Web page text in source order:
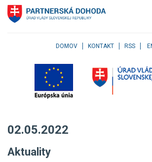
Klávesové
skratky
Skočiť
menu
na
DOMOV KONTAKT RSS
02.05.2022
Aktuality